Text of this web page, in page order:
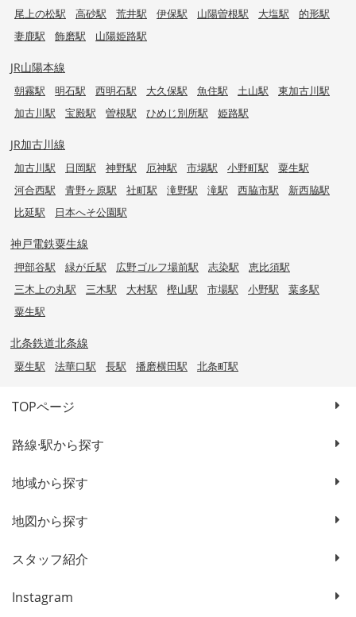
尾上の松駅
高砂駅 荒井駅 伊保駅 山陽曽根駅 大塩駅
的形駅
妻鹿駅
飾磨駅 山陽姫路駅
JR山陽本線
朝霧駅 明石駅 西明石駅 大久保駅 魚住駅 土山駅
東加古川駅
加古川駅
宝殿駅 曽根駅 ひめじ別所駅 姫路駅
JR加古川線
加古川駅 日岡駅 神野駅 厄神駅 市場駅 小野町駅
粟生駅
河合西駅
青野ヶ原駅 社町駅 滝野駅 滝駅 西脇市駅
新西脇駅
比延駅
日本へそ公園駅
神戸電鉄粟生線
押部谷駅 緑が丘駅 広野ゴルフ場前駅 志染駅
恵比須駅
三木上の丸駅
三木駅 大村駅 樫山駅 市場駅 小野駅
葉多駅
粟生駅
北条鉄道北条線
粟生駅 法華口駅 長駅 播磨横田駅 北条町駅
TOPページ
路線·駅から探す
地域から探す
地図から探す
スタッフ紹介
Instagram